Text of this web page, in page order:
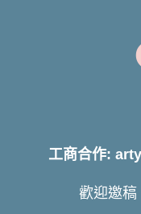
工商合作:
歡迎邀稿